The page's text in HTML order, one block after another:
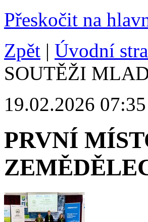
Přeskočit na
Zpět | Úvodní
SOUTĚŽI
19.02.2026 07:35
PRVNÍ